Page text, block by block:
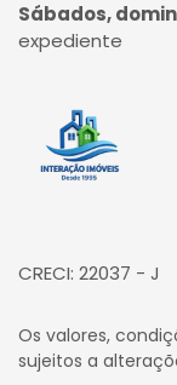
Sábados,
expediente
Página inicial
CRECI: 22037 - J
Os valores,
sujeitos a